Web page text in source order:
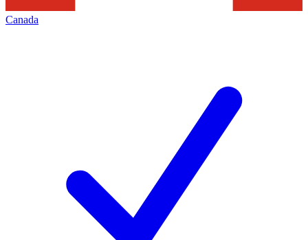
Canada